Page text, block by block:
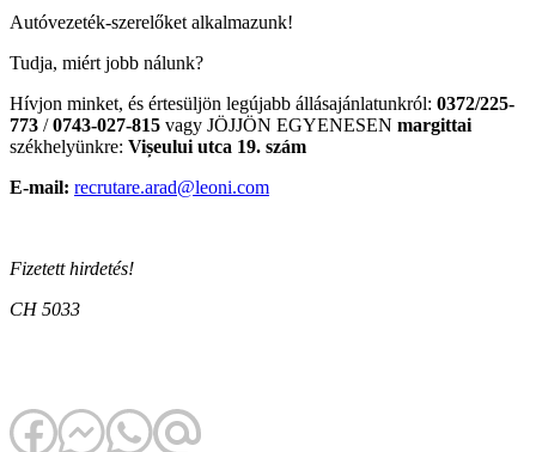
Autóvezeték-szerelőket alkalmazunk!
Tudja, miért jobb nálunk?
Hívjon minket, és értesüljön legújabb állásajánlatunkról: 0372/225-
773 /0743-027-815 vagy JÖJJÖN EGYENESEN margittai
székhelyünkre: Vișeului utca 19. szám
E-mail: recrutare.arad@leoni.com
Fizetett hirdetés!
CH 5033